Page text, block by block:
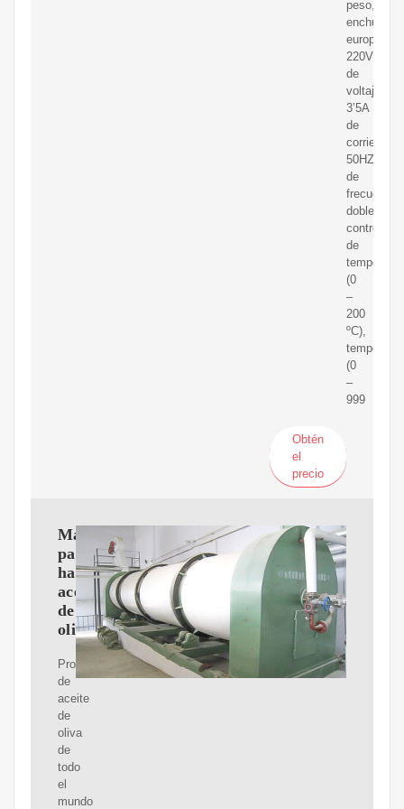
peso,
enchufe
europeo,
220V
de
voltaje,
3’5A
de
corriente,
50HZ
de
frecuencia
doble
control
de
(0
–
200
ºC),
(0
–
999
Obtén
el
precio
Maquinaria
para
hacer
aceite
de
oliva
Productores
de
aceite
de
oliva
de
todo
el
mundo